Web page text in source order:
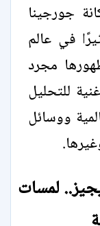
جورجينا
في عالم
مجرد
للتحليل
ووسائل
لمسات